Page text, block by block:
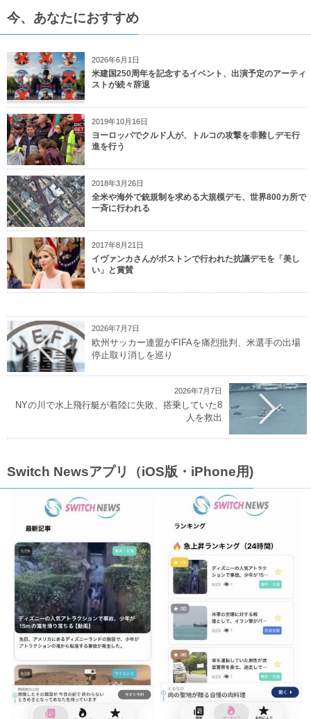
今、あなたにおすすめ
2026年6月1日
米建国250周年を記念するイベント、出演予定のアーティ
ストが続々辞退
2019年10月16日
ヨーロッパでクルド人が、トルコの攻撃を非難しデモ行
進を行う
2018年3月26日
全米や海外で銃規制を求める大規模デモ、世界800カ所で
一斉に行われる
2017年8月21日
イヴァンカさんがボストンで行われた抗議デモを「美し
い」と賞賛
2026年7月7日
欧州サッカー連盟がFIFAを痛烈批判、米選手の出場
停止取り消しを巡り
2026年7月7日
NYの川で水上飛行艇が着陸に失敗、搭乗していた8
人を救出
Switch Newsアプリ（iOS版・iPhone用)